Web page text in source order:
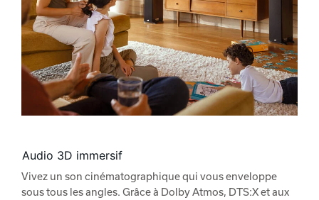
Audio 3D immersif
Vivez un son cinématographique qui vous enveloppe
sous tous les angles. Grâce à Dolby Atmos, DTS:X et aux